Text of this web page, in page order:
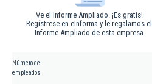
Ve el Informe Ampliado. ¡Es gratis!
Regístrese en eInforma y le regalamos el
Informe Ampliado de esta empresa
Número de
empleados